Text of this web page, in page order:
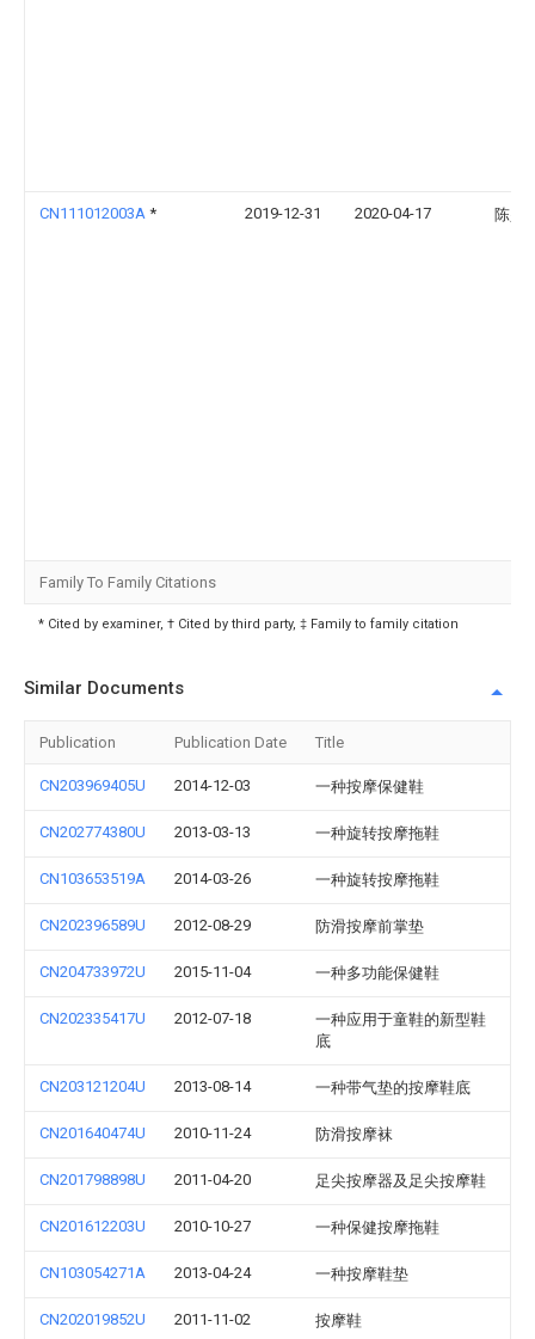
CN111012003A * 2019-12-31 2020-04-17 陈少
Family To Family Citations
* Cited by examiner, † Cited by third party, ‡ Family to family citation
Similar Documents
Publication Publication Date Title
CN203969405U 2014-12-03 一种按摩保健鞋
CN202774380U 2013-03-13 一种旋转按摩拖鞋
CN103653519A 2014-03-26 一种旋转按摩拖鞋
CN202396589U 2012-08-29 防滑按摩前掌垫
CN204733972U 2015-11-04 一种多功能保健鞋
CN202335417U 2012-07-18
一种应用于童鞋的新型鞋
底
CN203121204U 2013-08-14 一种带气垫的按摩鞋底
CN201640474U 2010-11-24 防滑按摩袜
CN201798898U 2011-04-20 足尖按摩器及足尖按摩鞋
CN201612203U 2010-10-27 一种保健按摩拖鞋
CN103054271A 2013-04-24 一种按摩鞋垫
CN202019852U 2011-11-02 按摩鞋